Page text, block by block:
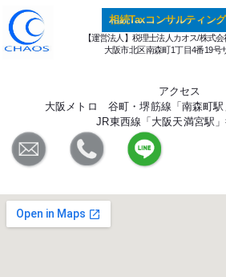
相続Taxコンサルティン
【運営法人】税理士法人カオス/株式
大阪市北区南森町1丁目4番19号
アクセス
大阪メトロ 谷町・堺筋線「南森町
JR東西線「大阪天満宮駅